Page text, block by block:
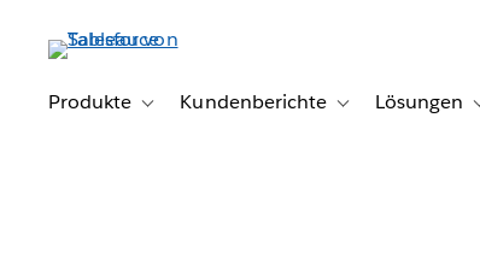
Produkte
Toggle sub-navigation for Produkte
Kundenberichte Toggle sub-
Lösungen